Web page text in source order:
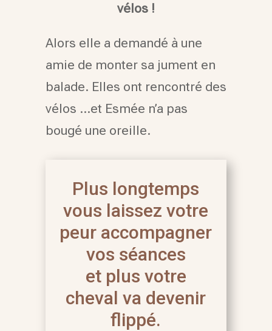
vélos !
Alors elle a demandé à une
amie de monter sa jument en
balade. Elles ont rencontré des
vélos …et Esmée n’a pas
bougé une oreille.
Plus longtemps
vous laissez votre
peur accompagner
vos séances
et plus votre
cheval va devenir
flippé.